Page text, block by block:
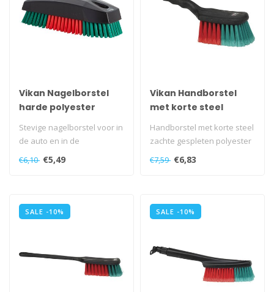
Vikan Nagelborstel
harde polyester
Stevige nagelborstel voor in
de auto en in de
werkplaats. Blijft bij de
wasbak d..
€6,10 €5,49
Vikan Handborstel
met korte steel
polyester vezels
Handborstel met korte steel
zachte gespleten polyester
vezels..
€7,59 €6,83
SALE -10% SALE -10%